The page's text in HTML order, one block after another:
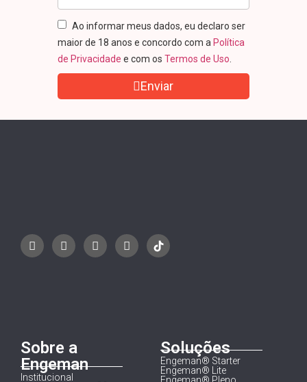
Ao informar meus dados, eu declaro ser
maior de 18 anos e concordo com a Política
de Privacidade e com os Termos de Uso
Enviar
Sobre a
Engeman
Institucional
Soluções
Engeman® Starter
Engeman® Lite